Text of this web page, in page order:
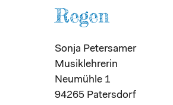
Regen
Sonja Petersamer
Musiklehrerin
Neumühle 1
94265 Patersdorf